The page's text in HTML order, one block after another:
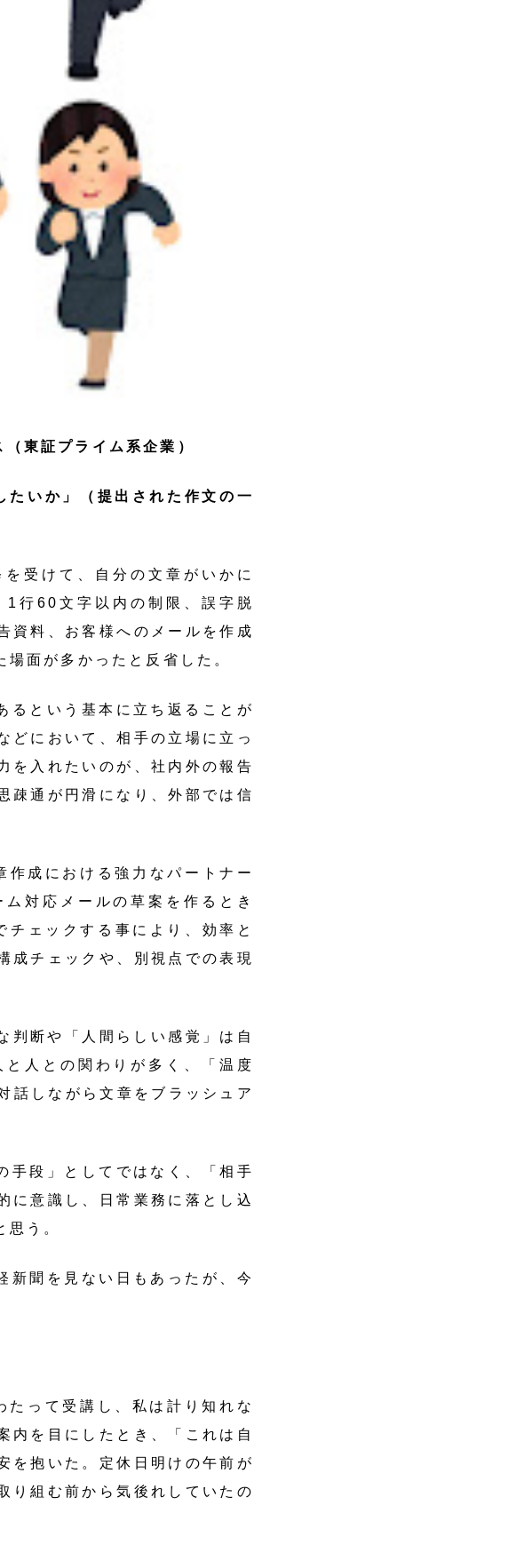
東証プライム系企業）
いか」（提出された作文の一
けて、自分の文章がいかに
1行60文字以内の制限、誤字脱
資料、お客様へのメールを作成
面が多かったと反省した。
るという基本に立ち返ることが
どにおいて、相手の立場に立っ
を入れたいのが、社内外の報告
疎通が円滑になり、外部では信
成における強力なパートナー
対応メールの草案を作るとき
ェックする事により、効率と
成チェックや、別視点での表現
判断や「人間らしい感覚」は自
人との関わりが多く、「温度
話しながら文章をブラッシュア
手段」としてではなく、「相手
に意識し、日常業務に落とし込
う。
新聞を見ない日もあったが、今
って受講し、私は計り知れな
内を目にしたとき、「これは自
を抱いた。定休日明けの午前が
り組む前から気後れしていたの